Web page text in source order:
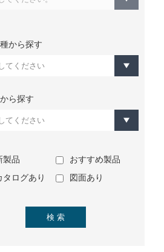
から探す
ら探す
製品
おすすめ製品
タログあり
図面あり